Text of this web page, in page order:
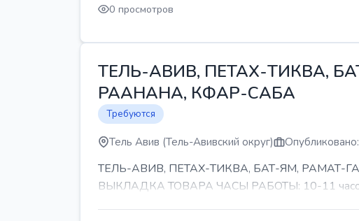
0 просмотров
ТЕЛЬ-АВИВ, ПЕТАХ-ТИКВА,
РААНАНА, КФАР-САБА
Требуются
Тель Авив (Тель-Авивский округ)
ТЕЛЬ-АВИВ, ПЕТАХ-ТИКВА, БАТ-ЯМ,
ВЫКЛАДКА ТОВАРА ЧАСЫ РАБОТЫ: 10-11 часов